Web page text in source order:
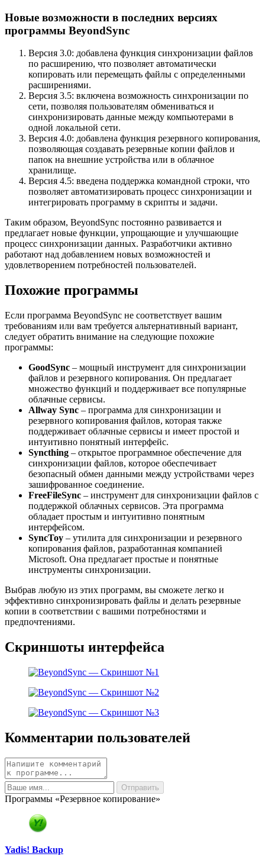
Новые возможности в последних версиях
программы BeyondSync
Версия 3.0: добавлена функция синхронизации файлов
по расширению, что позволяет автоматически
копировать или перемещать файлы с определенными
расширениями.
Версия 3.5: включена возможность синхронизации по
сети, позволяя пользователям обмениваться и
синхронизировать данные между компьютерами в
одной локальной сети.
Версия 4.0: добавлена функция резервного копирования,
позволяющая создавать резервные копии файлов и
папок на внешние устройства или в облачное
хранилище.
Версия 4.5: введена поддержка командной строки, что
позволяет автоматизировать процесс синхронизации и
интегрировать программу в скрипты и задачи.
Таким образом, BeyondSync постоянно развивается и
предлагает новые функции, упрощающие и улучшающие
процесс синхронизации данных. Разработчики активно
работают над добавлением новых возможностей и
удовлетворением потребностей пользователей.
Похожие программы
Если программа BeyondSync не соответствует вашим
требованиям или вам требуется альтернативный вариант,
следует обратить внимание на следующие похожие
программы:
GoodSync – мощный инструмент для синхронизации
файлов и резервного копирования. Он предлагает
множество функций и поддерживает все популярные
облачные сервисы.
Allway Sync – программа для синхронизации и
резервного копирования файлов, которая также
поддерживает облачные сервисы и имеет простой и
интуитивно понятный интерфейс.
Syncthing – открытое программное обеспечение для
синхронизации файлов, которое обеспечивает
безопасный обмен данными между устройствами через
зашифрованное соединение.
FreeFileSync – инструмент для синхронизации файлов с
поддержкой облачных сервисов. Эта программа
обладает простым и интуитивно понятным
интерфейсом.
SyncToy – утилита для синхронизации и резервного
копирования файлов, разработанная компанией
Microsoft. Она предлагает простые и понятные
инструменты синхронизации.
Выбрав любую из этих программ, вы сможете легко и
эффективно синхронизировать файлы и делать резервные
копии в соответствии с вашими потребностями и
предпочтениями.
Скриншоты интерфейса
Комментарии пользователей
Программы «Резервное копирование»
Yadis! Backup